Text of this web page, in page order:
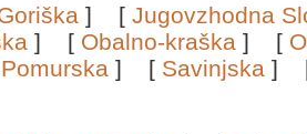
] [ Jugovzhodna
] [ Obalno-kraška ] [
Pomurska ] [ Savinjska ]